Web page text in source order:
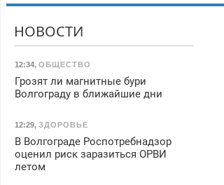
НОВОСТИ
12:34, ОБЩЕСТВО
Грозят ли магнитные бури
Волгограду в ближайшие дни
12:29, ЗДОРОВЬЕ
В Волгограде Роспотребнадзор
оценил риск заразиться ОРВИ
летом